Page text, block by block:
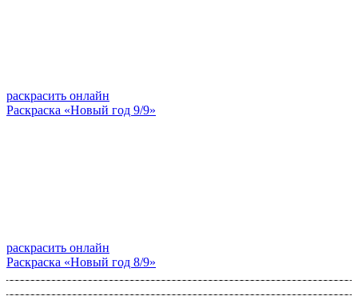
раскрасить онлайн
Раскраска «Новый год 9/9»
раскрасить онлайн
Раскраска «Новый год 8/9»